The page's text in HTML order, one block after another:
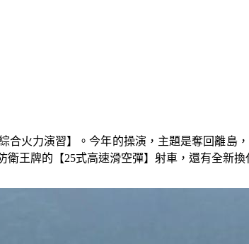
合火力演習】。今年的操演，主題是奪回離島
王牌的【25式高速滑空彈】射車，還有全新